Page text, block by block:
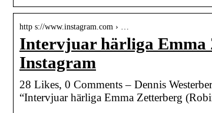
http s://www.instagram.com › …
Intervjuar härliga
Instagram
28 Likes, 0 Comments – Dennis
“Intervjuar härliga Emma Zetterberg